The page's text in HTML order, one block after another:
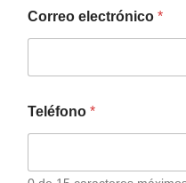
Correo electrónico *
Teléfono *